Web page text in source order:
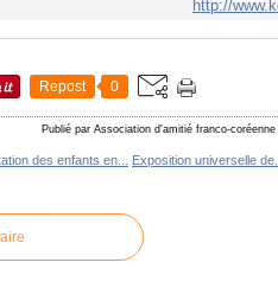
http://
Repost 0
Publié par Association d'amitié franco-coréenne
des enfants en... Exposition universelle